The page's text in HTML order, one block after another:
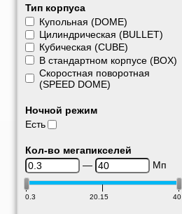
Тип корпуса
Купольная (DOME)
Цилиндрическая (BULLET)
Кубическая (CUBE)
В стандартном корпусе (BOX)
Скоростная поворотная
(SPEED DOME)
Ночной режим
Есть
Кол-во мегапикселей
—
Мп
0.3 20.15 40